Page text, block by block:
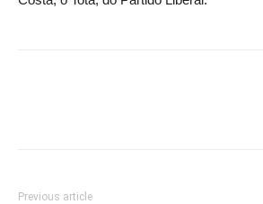
Previous article